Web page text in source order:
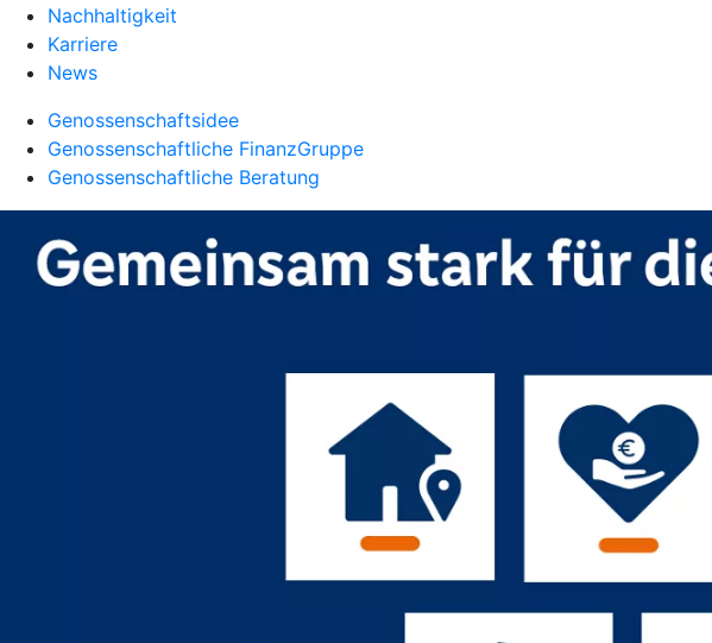
Nachhaltigkeit
Karriere
News
Genossenschaftsidee
Genossenschaftliche FinanzGruppe
Genossenschaftliche Beratung